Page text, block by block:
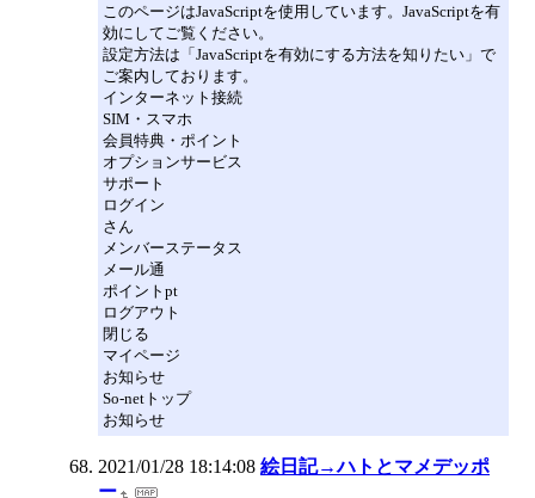
このページはJavaScriptを使用しています。JavaScriptを有
効にしてご覧ください。
設定方法は「JavaScriptを有効にする方法を知りたい」で
ご案内しております。
インターネット接続
SIM・スマホ
会員特典・ポイント
オプションサービス
サポート
ログイン
さん
メンバーステータス
メール通
ポイントpt
ログアウト
閉じる
マイページ
お知らせ
So-netトップ
お知らせ
2021/01/28 18:14:08 絵日記→ハトとマメデッポ
ー